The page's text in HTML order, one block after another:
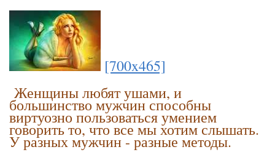
[700x465]
Женщины любят ушами, и
большинство мужчин способны
виртуозно пользоваться умением
говорить то, что все мы хотим слышать.
У разных мужчин - разные методы.